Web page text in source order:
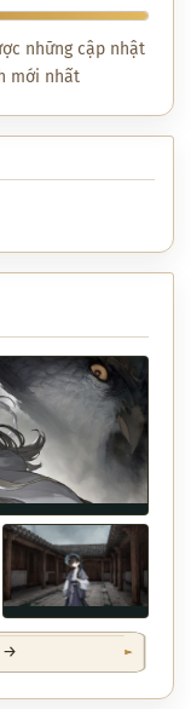
những cập nhật
mới nhất
→